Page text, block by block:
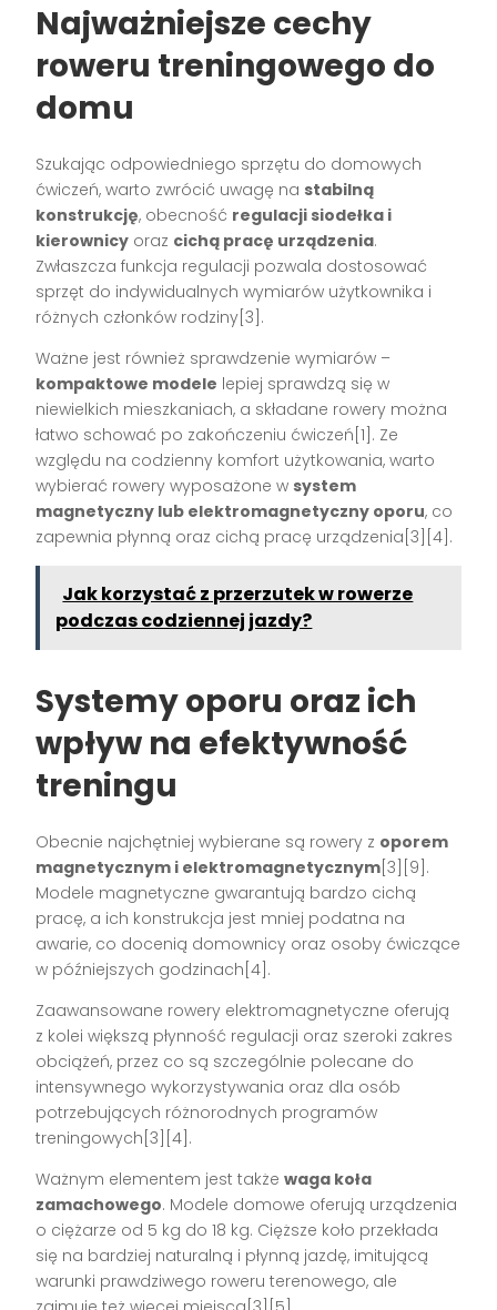
Najważniejsze cechy
roweru treningowego do
domu
Szukając odpowiedniego sprzętu do domowych
ćwiczeń, warto zwrócić uwagę na stabilną
konstrukcję, obecność regulacji siodełka i
kierownicy oraz cichą pracę urządzenia.
Zwłaszcza funkcja regulacji pozwala dostosować
sprzęt do indywidualnych wymiarów użytkownika i
różnych członków rodziny[3].
Ważne jest również sprawdzenie wymiarów –
kompaktowe modele lepiej sprawdzą się w
niewielkich mieszkaniach, a składane rowery można
łatwo schować po zakończeniu ćwiczeń[1]. Ze
względu na codzienny komfort użytkowania, warto
wybierać rowery wyposażone w system
magnetyczny lub elektromagnetyczny oporu, co
zapewnia płynną oraz cichą pracę urządzenia[3][4].
Jak korzystać z przerzutek w rowerze
podczas codziennej jazdy?
Systemy oporu oraz ich
wpływ na efektywność
treningu
Obecnie najchętniej wybierane są rowery z oporem
magnetycznym i elektromagnetycznym[3][9].
Modele magnetyczne gwarantują bardzo cichą
pracę, a ich konstrukcja jest mniej podatna na
awarie, co docenią domownicy oraz osoby ćwiczące
w późniejszych godzinach[4].
Zaawansowane rowery elektromagnetyczne oferują
z kolei większą płynność regulacji oraz szeroki zakres
obciążeń, przez co są szczególnie polecane do
intensywnego wykorzystywania oraz dla osób
potrzebujących różnorodnych programów
treningowych[3][4].
Ważnym elementem jest takżewaga koła
zamachowego. Modele domowe oferują urządzenia
o ciężarze od 5 kg do 18 kg. Cięższe koło przekłada
się na bardziej naturalną i płynną jazdę, imitującą
warunki prawdziwego roweru terenowego, ale